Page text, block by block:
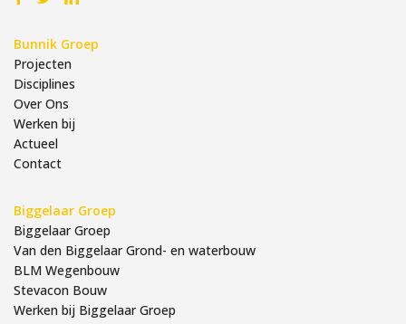
Bunnik Groep
Projecten
Disciplines
Over Ons
Werken bij
Actueel
Contact
Biggelaar Groep
Biggelaar Groep
Van den Biggelaar Grond- en waterbouw
BLM Wegenbouw
Stevacon Bouw
Werken bij Biggelaar Groep